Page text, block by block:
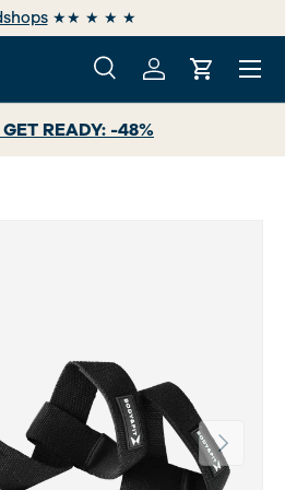
★★ ★ ★ ★
ZoekenInloggen
Menu
READY: -48%
Volgende